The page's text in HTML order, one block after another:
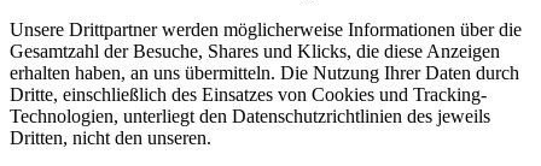
Unsere Drittpartner werden möglicherweise Informationen über die
Gesamtzahl der Besuche, Shares und Klicks, die diese Anzeigen
erhalten haben, an uns übermitteln. Die Nutzung Ihrer Daten durch
Dritte, einschließlich des Einsatzes von Cookies und Tracking-
Technologien, unterliegt den Datenschutzrichtlinien des jeweils
Dritten, nicht den unseren.